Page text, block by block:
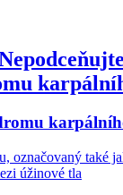
označovaný také
úžinové tla